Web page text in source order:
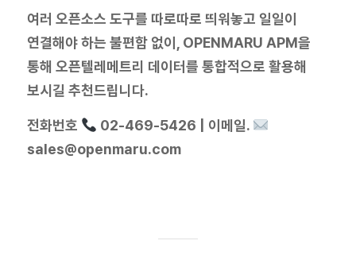
여러 오픈소스 도구를 따로따로 띄워놓고 일일이
연결해야 하는 불편함 없이, OPENMARU APM을
통해 오픈텔레메트리 데이터를 통합적으로 활용해
보시길 추천드립니다.
전화번호
02-469-5426 | 이메일.
sales@openmaru.com